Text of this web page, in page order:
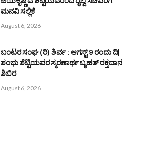
ಮನವಿ ಸಲ್ಲಿಕೆ
August 6, 2026
ಬಂಟರ ಸಂಘ (ರಿ) ಶಿರ್ವ : ಆಗಸ್ಟ್ 9 ರಂದು ದಿ|
ಶಂಭು ಶೆಟ್ಟಿಯವರ ಸ್ಮರಣಾರ್ಥ ಬೃಹತ್ ರಕ್ತದಾನ
ಶಿಬಿರ
August 6, 2026